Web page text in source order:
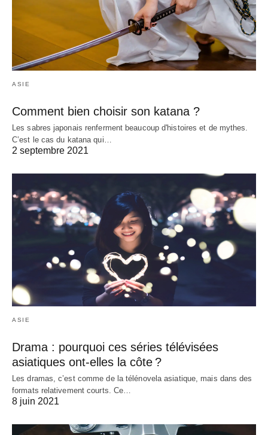
ASIE
Comment bien choisir son katana ?
Les sabres japonais renferment beaucoup d'histoires et de mythes.
C’est le cas du katana qui…
2 septembre 2021
ASIE
Drama : pourquoi ces séries télévisées
asiatiques ont-elles la côte ?
Les dramas, c’est comme de la télénovela asiatique, mais dans des
formats relativement courts. Ce…
8 juin 2021